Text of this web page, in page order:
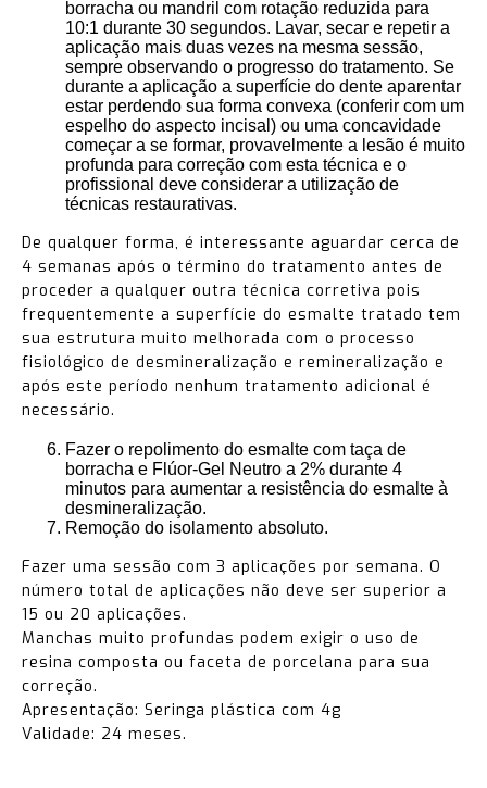
borracha ou mandril com rotação reduzida para
10:1 durante 30 segundos. Lavar, secar e repetir a
aplicação mais duas vezes na mesma sessão,
sempre observando o progresso do tratamento. Se
durante a aplicação a superfície do dente aparentar
estar perdendo sua forma convexa (conferir com um
espelho do aspecto incisal) ou uma concavidade
começar a se formar, provavelmente a lesão é muito
profunda para correção com esta técnica e o
profissional deve considerar a utilização de
técnicas restaurativas.
De qualquer forma, é interessante aguardar cerca de
4 semanas após o término do tratamento antes de
proceder a qualquer outra técnica corretiva pois
frequentemente a superfície do esmalte tratado tem
sua estrutura muito melhorada com o processo
fisiológico de desmineralização e remineralização e
após este período nenhum tratamento adicional é
necessário.
Fazer o repolimento do esmalte com taça de
borracha e Flúor-Gel Neutro a 2% durante 4
minutos para aumentar a resistência do esmalte à
desmineralização.
Remoção do isolamento absoluto.
Fazer uma sessão com 3 aplicações por semana. O
número total de aplicações não deve ser superior a
15 ou 20 aplicações.
Manchas muito profundas podem exigir o uso de
resina composta ou faceta de porcelana para sua
correção.
Apresentação: Seringa plástica com 4g
Validade: 24 meses.